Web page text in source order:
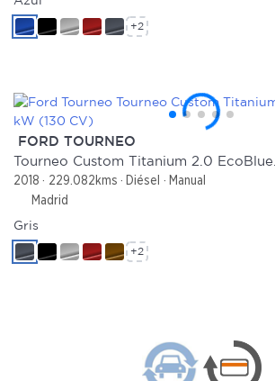
+2
FORD TOURNEO
2018 229.082kms Diésel
Manual
Madrid
Gris
+2